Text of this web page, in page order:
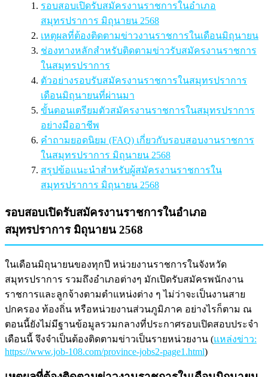
รอบสอบเปิดรับสมัครงานราชการในอำเภอ
สมุทรปราการ มิถุนายน 2568
เหตุผลที่ต้องติดตามข่าวงานราชการในเดือนมิถุนายน
ช่องทางหลักสำหรับติดตามข่าวรับสมัครงานราชการ
ในสมุทรปราการ
ตัวอย่างรอบรับสมัครงานราชการในสมุทรปราการ
เดือนมิถุนายนที่ผ่านมา
ขั้นตอนเตรียมตัวสมัครงานราชการในสมุทรปราการ
อย่างมืออาชีพ
คำถามยอดนิยม (FAQ) เกี่ยวกับรอบสอบงานราชการ
ในสมุทรปราการ มิถุนายน 2568
สรุปข้อแนะนำสำหรับผู้สมัครงานราชการใน
สมุทรปราการ มิถุนายน 2568
รอบสอบเปิดรับสมัครงานราชการในอำเภอ
สมุทรปราการ มิถุนายน 2568
ในเดือนมิถุนายนของทุกปี หน่วยงานราชการในจังหวัด
สมุทรปราการ รวมถึงอำเภอต่างๆ มักเปิดรับสมัครพนักงาน
ราชการและลูกจ้างตามตำแหน่งต่าง ๆ ไม่ว่าจะเป็นงานสาย
ปกครอง ท้องถิ่น หรือหน่วยงานส่วนภูมิภาค อย่างไรก็ตาม ณ
ตอนนี้ยังไม่มีฐานข้อมูลรวมกลางที่ประกาศรอบเปิดสอบประจำ
เดือนนี้ จึงจำเป็นต้องติดตามข่าวเป็นรายหน่วยงาน (แหล่งข่าว:
https://www.job-108.com/province-jobs2-page1.html)